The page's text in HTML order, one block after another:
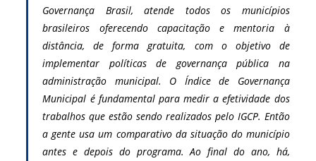
Governança Brasil, atende todos os municípios
brasileiros oferecendo capacitação e mentoria à
distância, de forma gratuita, com o objetivo de
implementar políticas de governança pública na
administração municipal. O Índice de Governança
Municipal é fundamental para medir a efetividade dos
trabalhos que estão sendo realizados pelo IGCP. Então
a gente usa um comparativo da situação do município
antes e depois do programa. Ao final do ano, há,